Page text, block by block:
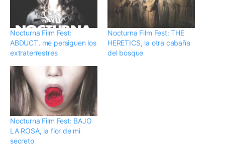
Nocturna Film Fest:
ABDUCT, me persiguen los
extraterrestres
Nocturna Film Fest: THE
HERETICS, la otra cabaña
del bosque
Nocturna Film Fest: BAJO
LA ROSA, la flor de mi
secreto